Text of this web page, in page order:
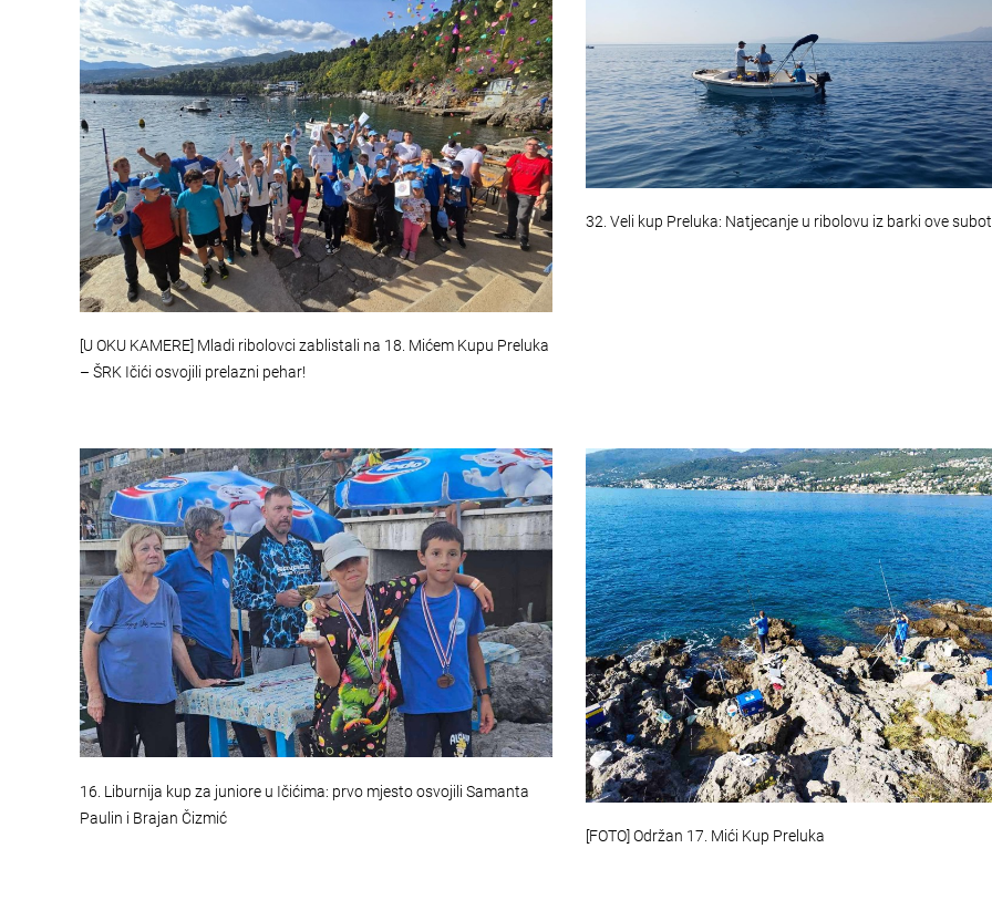
[U OKU KAMERE] Mladi ribolovci zablistali na 18. Mićem Kupu Preluka
– ŠRK Ičići osvojili prelazni pehar!
32. Veli kup Preluka: Natjecanje u ribolovu iz barki ove
16. Liburnija kup za juniore u Ičićima: prvo mjesto osvojili Samanta
Paulin i Brajan Čizmić
[FOTO] Održan 17. Mići Kup Preluka